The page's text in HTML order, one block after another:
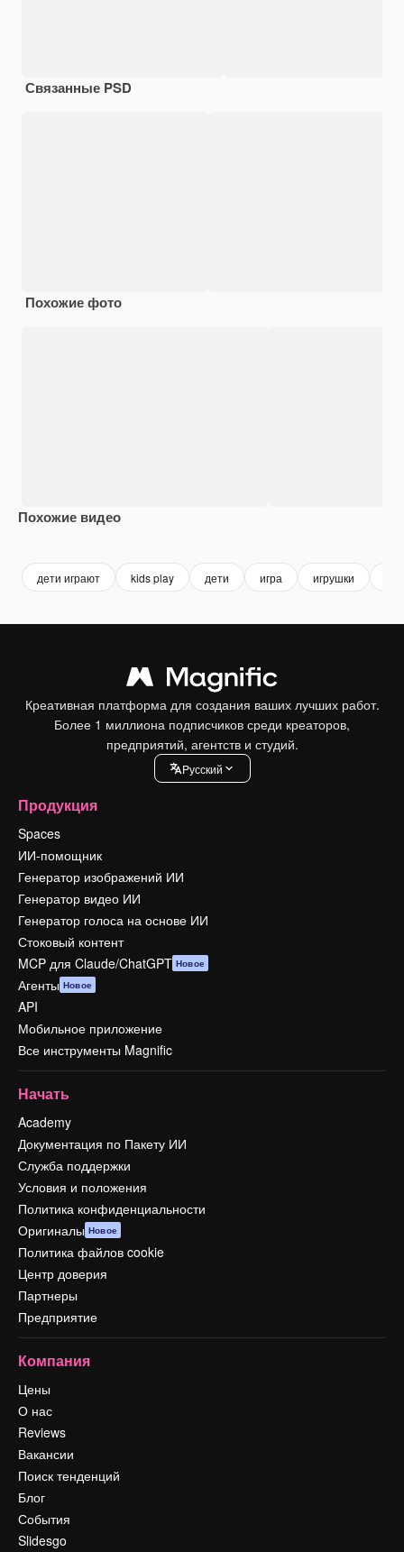
Связанные PSD
Похожие фото
Похожие видео
дети играют kids play дети игра игрушки
Креативная платформа для создания ваших лучших работ.
Более 1 миллиона подписчиков среди креаторов,
предприятий, агентств и студий.
Pусский
Продукция
Spaces
ИИ-помощник
Генератор изображений ИИ
Генератор видео ИИ
Генератор голоса на основе ИИ
Стоковый контент
MCP для Claude/ChatGPT Новое
Агенты Новое
API
Мобильное приложение
Все инструменты Magnific
Начать
Academy
Документация по Пакету ИИ
Служба поддержки
Условия и положения
Политика конфиденциальности
Оригиналы Новое
Политика файлов cookie
Центр доверия
Партнеры
Предприятие
Компания
Цены
О нас
Reviews
Вакансии
Поиск тенденций
Блог
События
Slidesgo